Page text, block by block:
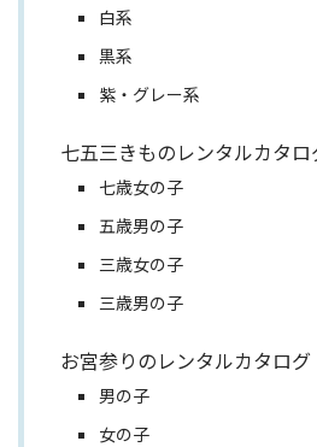
白系
黒系
紫・グレー系
七五三きものレンタルカタロ
七歳女の子
五歳男の子
三歳女の子
三歳男の子
お宮参りのレンタルカタログ
男の子
女の子